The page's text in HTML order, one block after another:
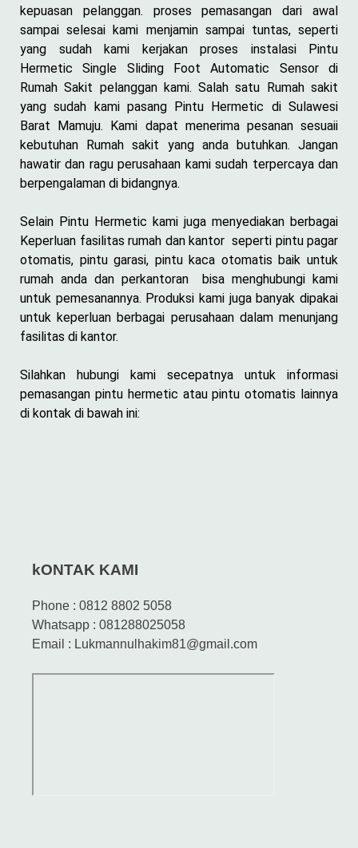
kepuasan pelanggan. proses pemasangan dari awal
sampai selesai kami menjamin sampai tuntas, seperti
yang sudah kami kerjakan proses instalasi Pintu
Hermetic Single Sliding Foot Automatic Sensor di
Rumah Sakit pelanggan kami. Salah satu Rumah sakit
yang sudah kami pasang Pintu Hermetic di Sulawesi
Barat Mamuju. Kami dapat menerima pesanan sesuaii
kebutuhan Rumah sakit yang anda butuhkan. Jangan
hawatir dan ragu perusahaan kami sudah terpercaya dan
berpengalaman di bidangnya.
Selain Pintu Hermetic kami juga menyediakan berbagai
Keperluan fasilitas rumah dan kantor seperti pintu pagar
otomatis, pintu garasi, pintu kaca otomatis baik untuk
rumah anda dan perkantoran bisa menghubungi kami
untuk pemesanannya. Produksi kami juga banyak dipakai
untuk keperluan berbagai perusahaan dalam menunjang
fasilitas di kantor.
Silahkan hubungi kami secepatnya untuk informasi
pemasangan pintu hermetic atau pintu otomatis lainnya
di kontak di bawah ini:
kONTAK KAMI
Phone : 0812 8802 5058
Whatsapp : 081288025058
Email : Lukmannulhakim81@gmail.com